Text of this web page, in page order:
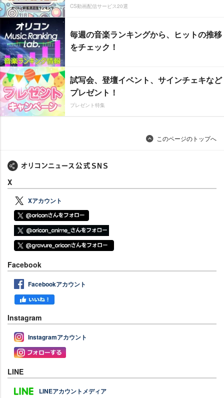
CS動画配信サービス20選
毎週の音楽ランキングから、ヒットの推移
をチェック！
試写会、登壇イベント、サインチェキなど
プレゼント！
プレゼント特集
このページのトップへ
X
Xアカウント
Facebook
Facebookアカウント
Instagram
Instagramアカウント
LINE
LINEアカウントメディア